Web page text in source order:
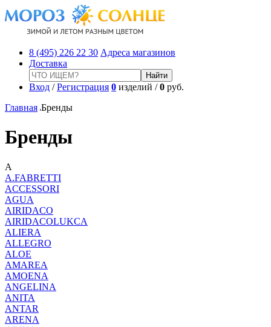
8 (495) 226 22 30 Адреса магазинов
Доставка
Вход /Регистрация 0 изделий /0 руб.
Главная Бренды
Бренды
A
A.FABRETTI
ACCESSORI
AGUA
AIRIDACO
AIRIDACOLUKCA
ALIERA
ALLEGRO
ALOE
AMAREA
AMOENA
ANGELINA
ANITA
ANTAR
ARENA